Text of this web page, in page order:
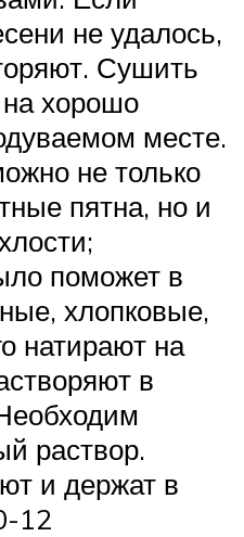
не удалось,
Сушить
хорошо
месте.
не только
пятна, но и
поможет в
хлопковые,
натирают на
в
раствор.
и держат в
12